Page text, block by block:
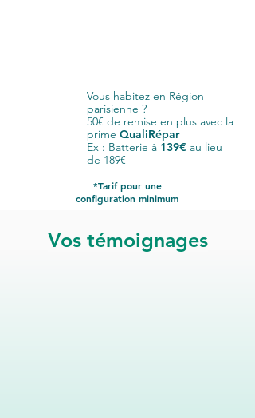
Vous habitez en Région
parisienne ?
50€ de remise en plus avec la
prime QualiRépar
Ex : Batterie à 139€ au lieu
de 189€
*Tarif pour une
configuration minimum
Vos témoignages